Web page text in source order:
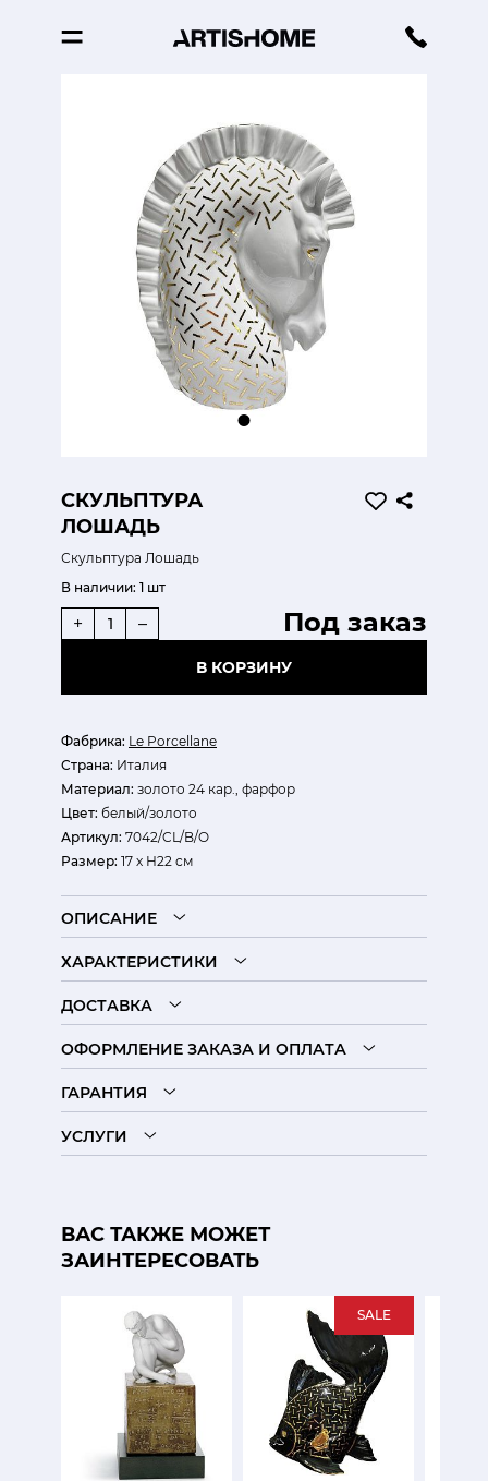
СКУЛЬПТУРА
ЛОШАДЬ
Скульптура Лошадь
Фабрика: Le Porcellane
Страна: Италия
Материал: золото 24 кар., фарфор
Цвет: белый/золото
Артикул: 7042/CL/B/O
Размер: 17 х Н22 см
В наличии: 1 шт
Под заказ
+ –
В КОРЗИНУ
ОПИСАНИЕ
ХАРАКТЕРИСТИКИ
ДОСТАВКА
ОФОРМЛЕНИЕ ЗАКАЗА И ОПЛАТА
ГАРАНТИЯ
УСЛУГИ
ВАС ТАКЖЕ МОЖЕТ
ЗАИНТЕРЕСОВАТЬ
SALE